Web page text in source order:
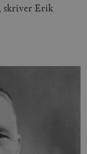
skriver Erik